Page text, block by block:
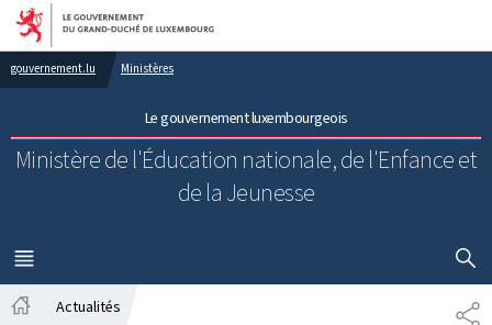
Aller au menu principal
Aller au contenu
gouvernement.lu Ministères
Le gouvernement luxembourgeois
Ministère de l'Éducation nationale, de l'Enfance et
de la Jeunesse
MENU
PRINCIPAL
Actualités